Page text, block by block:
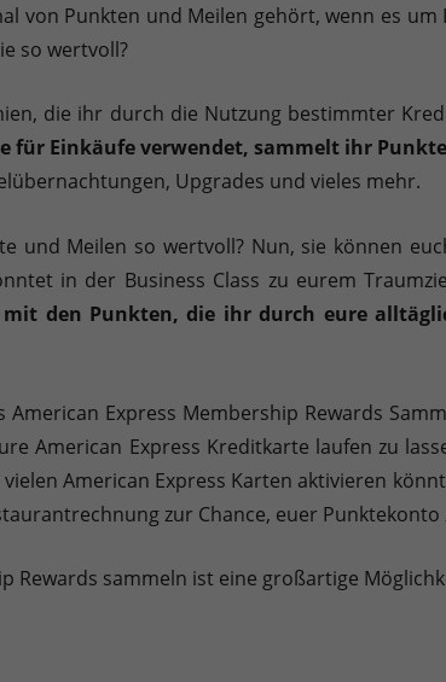
von Punkten und Meilen gehört, wenn es
so wertvoll?
die ihr durch die Nutzung bestimmter
für Einkäufe verwendet, sammelt ihr
Upgrades und vieles mehr.
und Meilen so wertvoll? Nun, sie können
in der Business Class zu eurem
den Punkten, die ihr durch eure
American Express Membership Rewards
American Express Kreditkarte laufen zu
American Express Karten aktivieren
zur Chance, euer Punktekonto
Rewards sammeln ist eine großartige